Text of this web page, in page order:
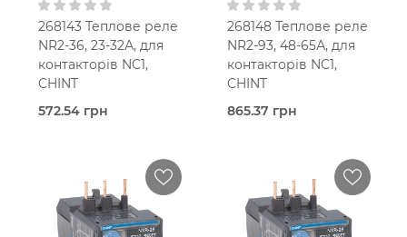
268143 Теплове реле
NR2-36, 23-32А, для
контакторів NC1,
CHINT
572.54 грн
23-32 A
1NO+1NC
268148 Теплове реле
NR2-93, 48-65А, для
контакторів NC1,
CHINT
865.37 грн
48-65 A
1NO+1NC